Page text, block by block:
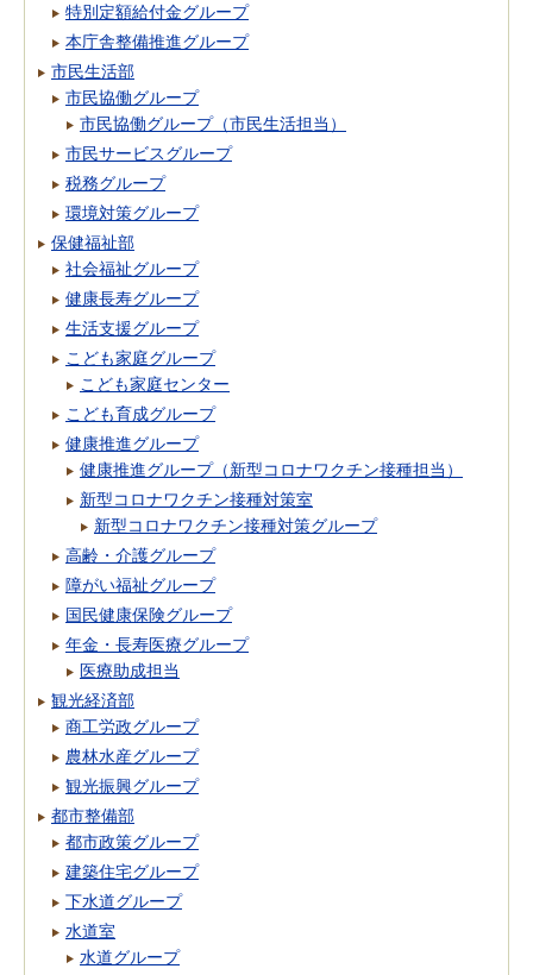
特別定額給付金グループ
本庁舎整備推進グループ
市民生活部
市民協働グループ
市民協働グループ（市民生活担当）
市民サービスグループ
税務グループ
環境対策グループ
保健福祉部
社会福祉グループ
健康長寿グループ
生活支援グループ
こども家庭グループ
こども家庭センター
こども育成グループ
健康推進グループ
健康推進グループ（新型コロナワクチン接種担当）
新型コロナワクチン接種対策室
新型コロナワクチン接種対策グループ
高齢・介護グループ
障がい福祉グループ
国民健康保険グループ
年金・長寿医療グループ
医療助成担当
観光経済部
商工労政グループ
農林水産グループ
観光振興グループ
都市整備部
都市政策グループ
建築住宅グループ
下水道グループ
水道室
水道グループ